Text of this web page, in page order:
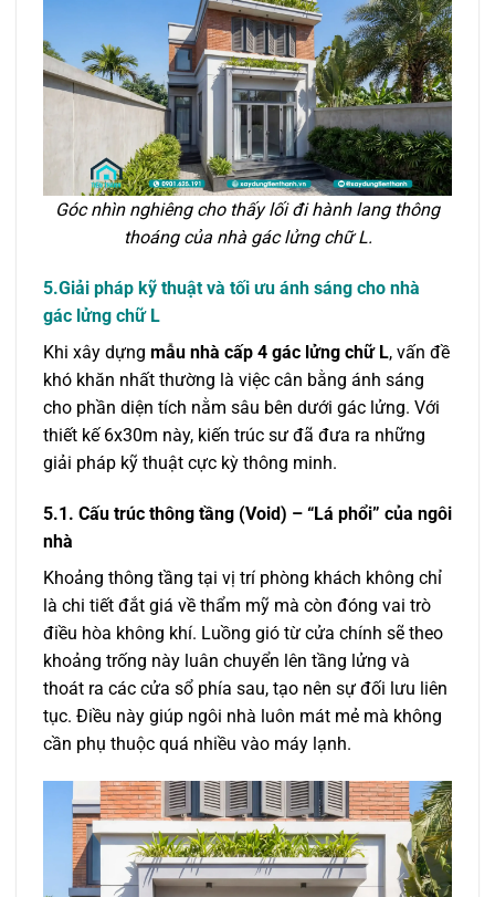
Góc nhìn nghiêng cho thấy lối đi hành lang thông
thoáng của nhà gác lửng chữ L.
5.Giải pháp kỹ thuật và tối ưu ánh sáng cho nhà
gác lửng chữ L
Khi xây dựng mẫu nhà cấp 4 gác lửng chữ L, vấn đề
khó khăn nhất thường là việc cân bằng ánh sáng
cho phần diện tích nằm sâu bên dưới gác lửng. Với
thiết kế 6x30m này, kiến trúc sư đã đưa ra những
giải pháp kỹ thuật cực kỳ thông minh.
5.1. Cấu trúc thông tầng (Void) – “Lá phổi” của ngôi
nhà
Khoảng thông tầng tại vị trí phòng khách không chỉ
là chi tiết đắt giá về thẩm mỹ mà còn đóng vai trò
điều hòa không khí. Luồng gió từ cửa chính sẽ theo
khoảng trống này luân chuyển lên tầng lửng và
thoát ra các cửa sổ phía sau, tạo nên sự đối lưu liên
tục. Điều này giúp ngôi nhà luôn mát mẻ mà không
cần phụ thuộc quá nhiều vào máy lạnh.